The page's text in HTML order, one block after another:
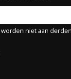
niet aan